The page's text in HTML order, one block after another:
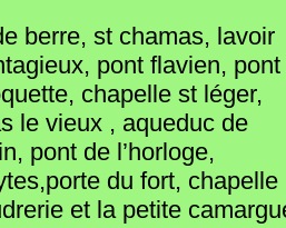
berre, st chamas, lavoir
pont flavien, pont
chapelle st léger,
le vieux , aqueduc de
pont de l’horloge,
du fort, chapelle
et la petite